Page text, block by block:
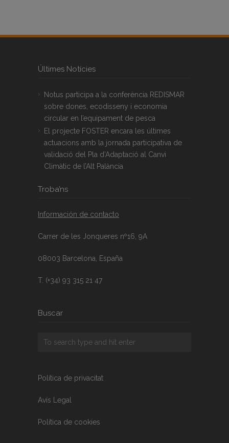
Últimes Notícies
Notus participa a la conferència REDISMAR
sobre dones, ecodisseny i economia
circular en l’equipament de pesca
El projecte FOSTER encara les últimes
actuacions amb la jornada participativa de
validació del Pla d’Adaptació al Canvi
Climàtic de l’Alt Palància
Troba’ns
Información de contacto
Carrer de les Jonqueres nº16, 9A
08003 Barcelona, España
T. (+34) 93 315 21 47
Buscar
Política de privacitat
Avís Legal
Política de cookies